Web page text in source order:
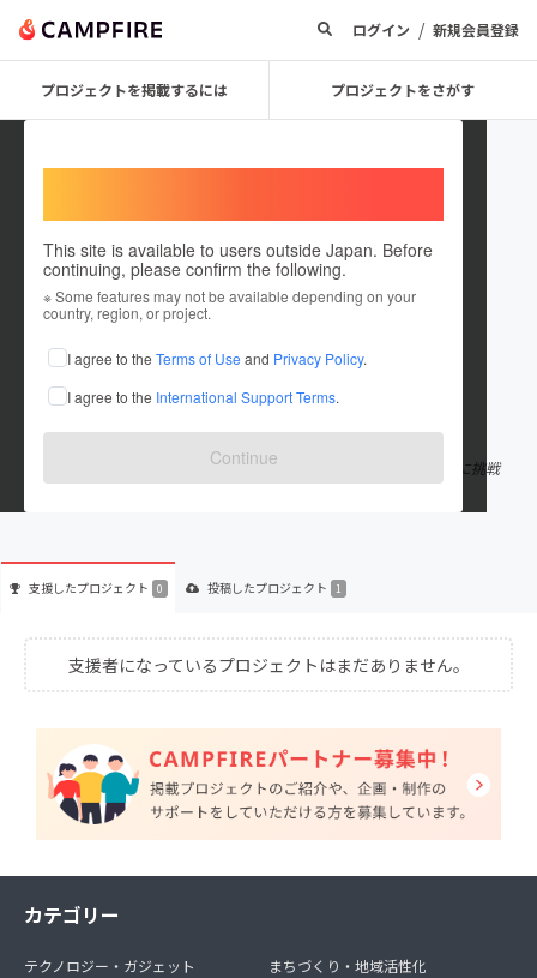
ログイン / 新規会員登録
プロジェクトを掲載するには プロジェクトをさがす
This site is available to users outside Japan. Before
continuing, please confirm the following.
※ Some features may not be available depending on your
country, region, or project.
I agree to the Terms of Use and Privacy Policy.
I agree to the International Support Terms.
Continue
kkken
これまでに1件のプロジェクトを投稿しています
在住国：日本 現在地：大阪府
出身国：日本 出身地：大阪府
20歳大学三年生の河合健一と申します！ なんでもやってみることに挑戦
中です。
支援したプロジェクト 0 投稿したプロジェクト 1
支援者になっているプロジェクトはまだありません。
カテゴリー
テクノロジー・ガジェット
まちづくり・地域活性化